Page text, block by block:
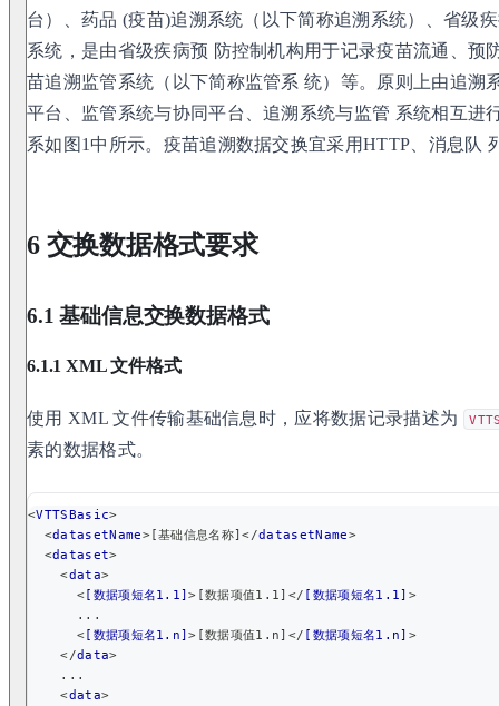
台）、药品 (疫苗)追溯系统（以下简称追溯系统）、省级
系统，是由省级疾病预 防控制机构用于记录疫苗流通、预
苗追溯监管系统（以下简称监管系 统）等。原则上由追溯
平台、监管系统与协同平台、追溯系统与监管 系统相互进
系如图1中所示。疫苗追溯数据交换宜采用HTTP、消息队
6 交换数据格式要求
6.1 基础信息交换数据格式
6.1.1 XML 文件格式
使用 XML 文件传输基础信息时，应将数据记录描述为
素的数据格式。
<VTTSBasic>
<datasetName>[基础信息名称]</datasetName>
<dataset>
<data>
< [数据项短名1.1]> [数据项值1.1] </ [数据项短名1.1] >
      ...
< [数据项短名1.n]> [数据项值1.n] </ [数据项短名1.n] >
</data>
    ...
<data>